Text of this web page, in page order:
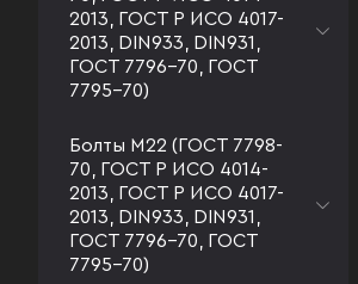
2013, ГОСТ Р ИСО 4017-
2013, DIN933, DIN931,
ГОСТ 7796-70, ГОСТ
7795-70)
Болты М22 (ГОСТ 7798-
70, ГОСТ Р ИСО 4014-
2013, ГОСТ Р ИСО 4017-
2013, DIN933, DIN931,
ГОСТ 7796-70, ГОСТ
7795-70)